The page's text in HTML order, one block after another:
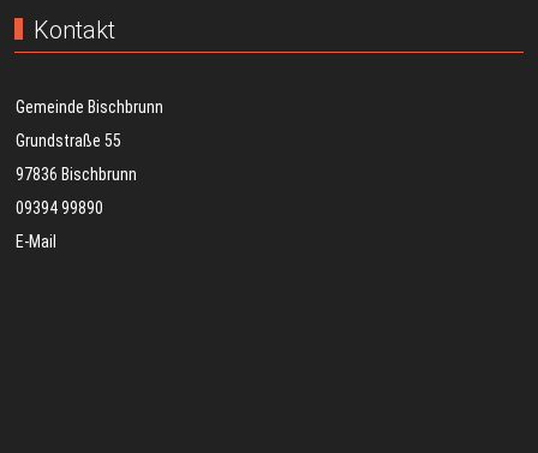
Kontakt
Gemeinde Bischbrunn
Grundstraße 55
97836 Bischbrunn
09394 99890
E-Mail